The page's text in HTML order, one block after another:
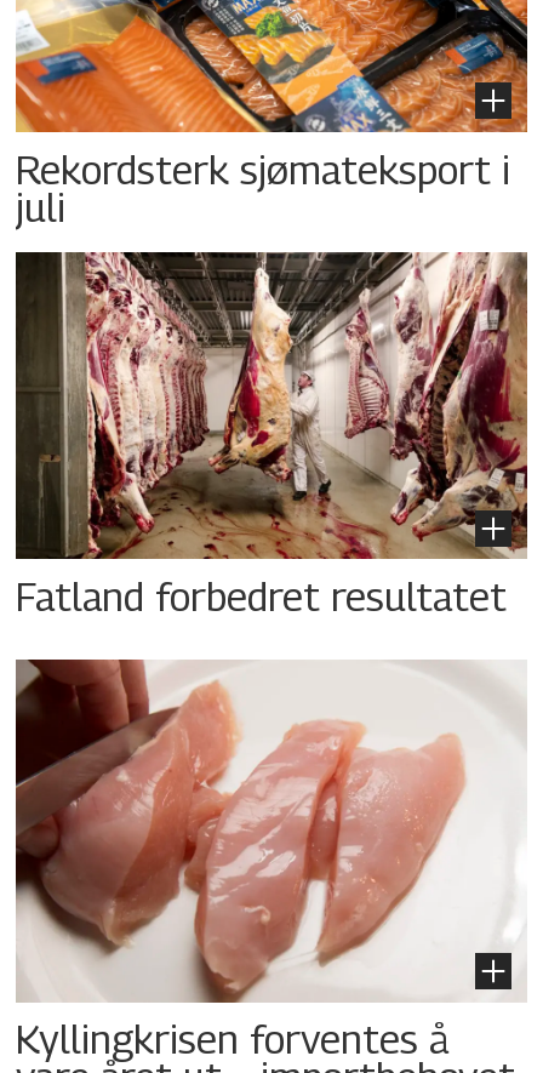
Rekordsterk sjømateksport i
juli
Fatland forbedret resultatet
Kyllingkrisen forventes å